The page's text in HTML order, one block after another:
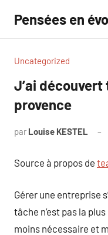
contenu
Pensées en
Uncategorized
J’ai
provence
par Louise KESTEL
Source à propos de
Gérer une entreprise
tâche n’est pas la
moins nécessaire et